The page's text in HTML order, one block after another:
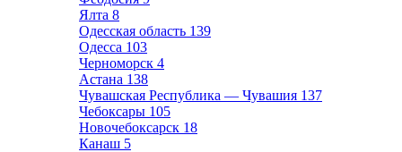
Ялта 8
Одесская область 139
Одесса 103
Черноморск 4
Астана 138
Чувашская Республика — Чувашия 137
Чебоксары 105
Новочебоксарск 18
Канаш 5